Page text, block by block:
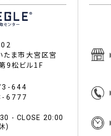
たま市大宮区宮
9松ビル1F
644
6777
- CLOSE 20:00
)